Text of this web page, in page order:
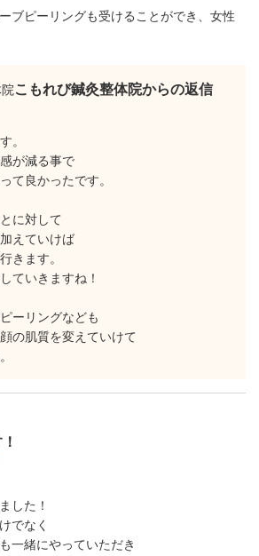
ブピーリングも受けることができ、女性
こもれび鍼灸整体院からの返信
。
が減る事で
て良かったです。
に対して
えていけば
きます。
ていきますね！
ーリングなども
の肌質を変えていけて
した！
でなく
一緒にやっていただき